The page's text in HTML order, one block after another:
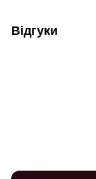
Відгуки